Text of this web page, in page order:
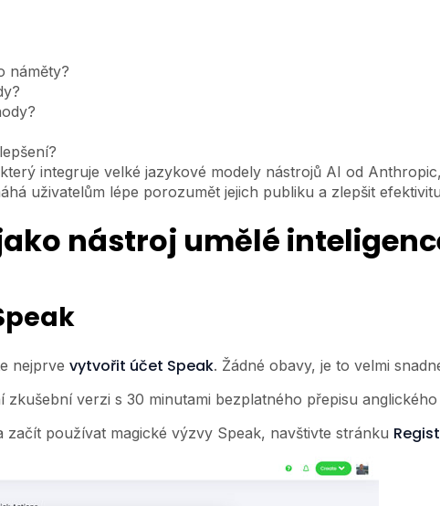
náměty?
integruje velké jazykové modely nástrojů AI od
uživatelům lépe porozumět jejich publiku a zlepšit
nástroj umělé
nejprve vytvořit účet Speak. Žádné obavy, je to velmi
verzi s 30 minutami bezplatného přepisu anglického
používat magické výzvy Speak, navštivte stránku